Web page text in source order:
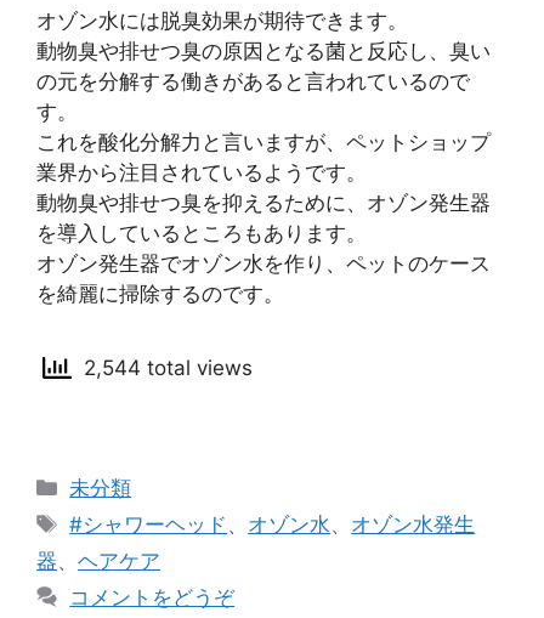
オゾン水には脱臭効果が期待できます。
動物臭や排せつ臭の原因となる菌と反応し、臭い
の元を分解する働きがあると言われているので
す。
これを酸化分解力と言いますが、ペットショップ
業界から注目されているようです。
動物臭や排せつ臭を抑えるために、オゾン発生器
を導入しているところもあります。
オゾン発生器でオゾン水を作り、ペットのケース
を綺麗に掃除するのです。
2,544 total views
カ
テ
リ
ー
未分類
タ
#シャワーヘッド 、 オゾン水、 オゾン水発生
器、 ヘアケア
コメントをどうぞ